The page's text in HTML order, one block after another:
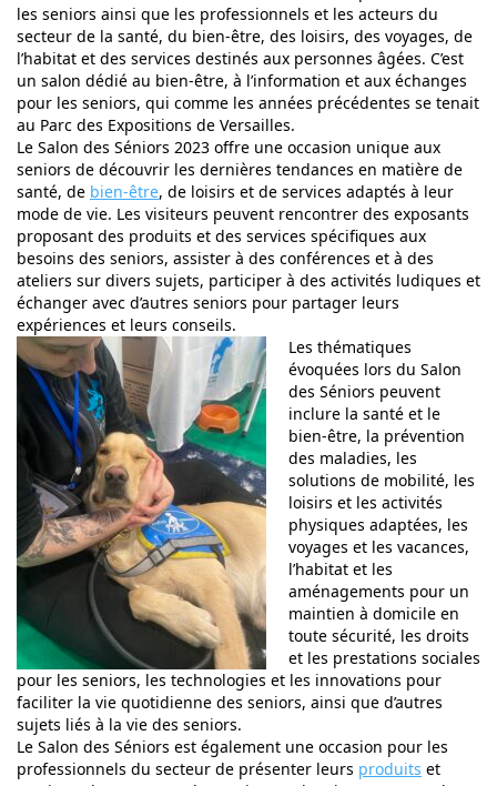
les seniors ainsi que les professionnels et les acteurs du
secteur de la santé, du bien-être, des loisirs, des voyages, de
l’habitat et des services destinés aux personnes âgées. C’est
un salon dédié au bien-être, à l’information et aux échanges
pour les seniors, qui comme les années précédentes se tenait
au Parc des Expositions de Versailles.
Le Salon des Séniors 2023 offre une occasion unique aux
seniors de découvrir les dernières tendances en matière de
santé, de bien-être, de loisirs et de services adaptés à leur
mode de vie. Les visiteurs peuvent rencontrer des exposants
proposant des produits et des services spécifiques aux
besoins des seniors, assister à des conférences et à des
ateliers sur divers sujets, participer à des activités ludiques et
échanger avec d’autres seniors pour partager leurs
expériences et leurs conseils.
Les thématiques
évoquées lors du Salon
des Séniors peuvent
inclure la santé et le
bien-être, la prévention
des maladies, les
solutions de mobilité, les
loisirs et les activités
physiques adaptées, les
voyages et les vacances,
l’habitat et les
aménagements pour un
maintien à domicile en
toute sécurité, les droits
et les prestations sociales
pour les seniors, les technologies et les innovations pour
faciliter la vie quotidienne des seniors, ainsi que d’autres
sujets liés à la vie des seniors.
Le Salon des Séniors est également une occasion pour les
professionnels du secteur de présenter leurs produits et